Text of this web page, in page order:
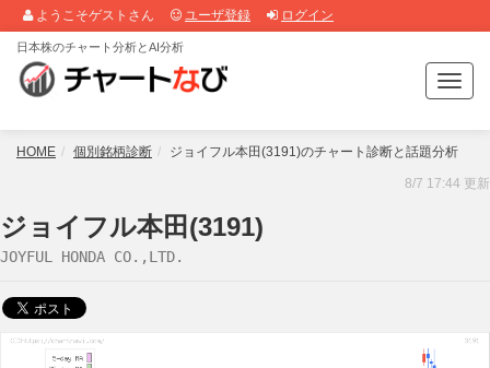
ようこそゲストさん ユーザ登録 ログイン
T
o
g
g
e
日本株のチャート分析とAI分析
HOME 個別銘柄診断 ジョイフル本田(3191)のチャート診断と話題分析
8/7 17:44 更新
ジョイフル本田(3191)
JOYFUL HONDA CO.,LTD.